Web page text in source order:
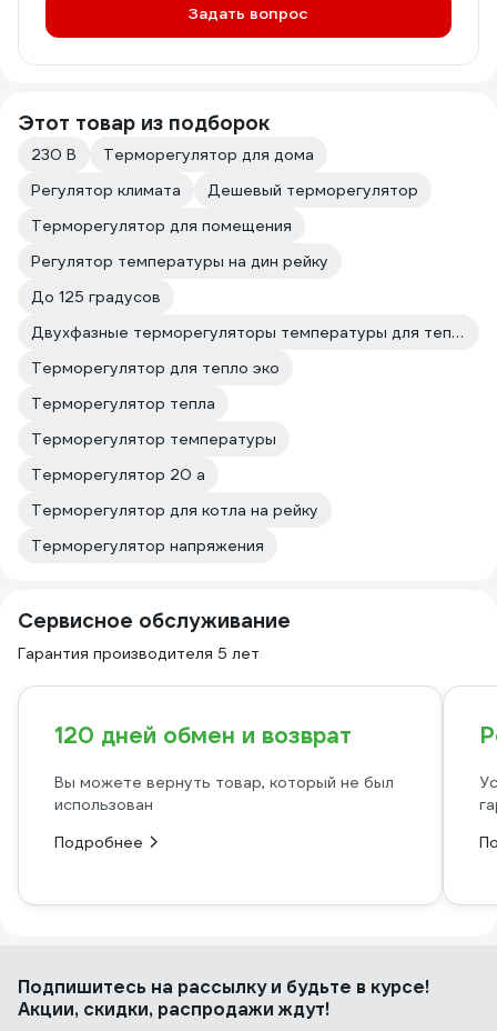
Задать вопрос
Этот товар из подборок
230 В
Терморегулятор для дома
Регулятор климата
Дешевый терморегулятор
Терморегулятор для помещения
Регулятор температуры на дин рейку
До 125 градусов
Двухфазные терморегуляторы температуры для теплого пола
Терморегулятор для тепло эко
Терморегулятор тепла
Терморегулятор температуры
Терморегулятор 20 а
Терморегулятор для котла на рейку
Терморегулятор напряжения
Сервисное обслуживание
Гарантия производителя 5 лет
120 дней обмен и возврат
Вы можете вернуть товар, который не был
использован
Подробнее
Подпишитесь на рассылкуи будьте в курсе!
Акции, скидки, распродажи ждут!